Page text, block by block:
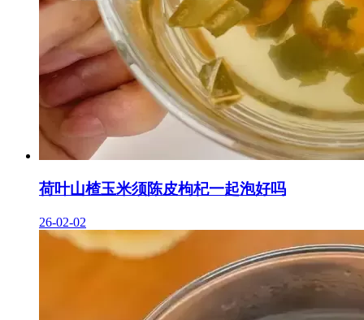
荷叶山楂玉米须陈皮枸杞一起泡好吗
26-02-02